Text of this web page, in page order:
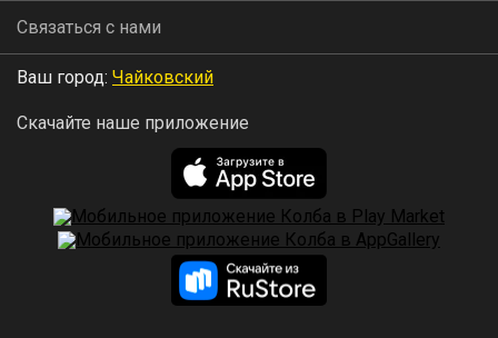
Связаться с нами
Ваш город: Чайковский
Скачайте наше приложение